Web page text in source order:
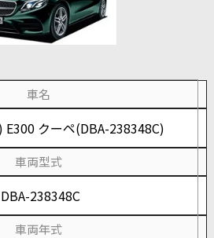
車名
E300 クーペ(DBA-238348C)
車両型式
DBA-238348C
車両年式